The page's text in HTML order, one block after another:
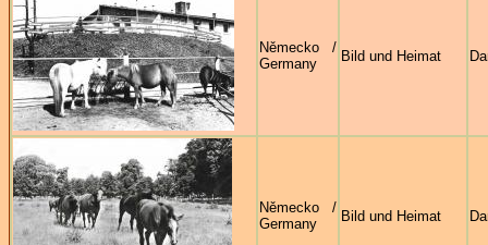
Německo /
Germany
Bild und Heimat
Německo /
Germany
Bild und Heimat